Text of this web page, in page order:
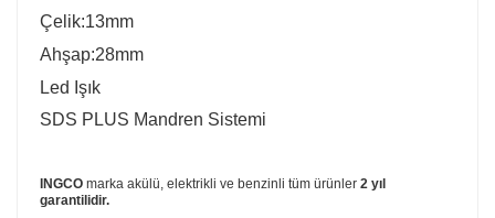
Çelik:13mm
Ahşap:28mm
Led Işık
SDS PLUS Mandren Sistemi
INGCO marka akülü, elektrikli ve benzinli tüm ürünler 2 yıl
garantilidir.